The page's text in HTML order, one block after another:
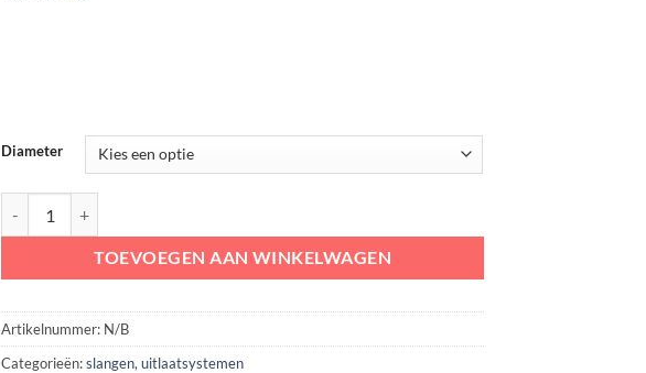
Diameter
TOEVOEGEN AAN WINKELWAGEN
Artikelnummer: N/B
Categorieën:slangen,uitlaatsystemen